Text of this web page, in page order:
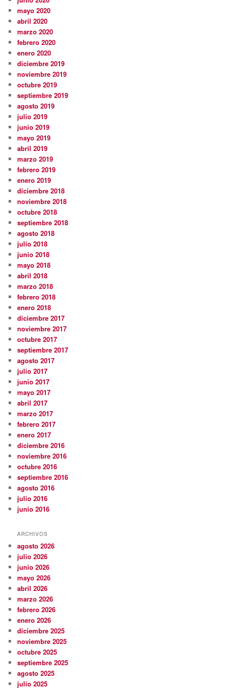
mayo 2020
abril 2020
marzo 2020
febrero 2020
enero 2020
diciembre 2019
noviembre 2019
octubre 2019
septiembre 2019
agosto 2019
julio 2019
junio 2019
mayo 2019
abril 2019
marzo 2019
febrero 2019
enero 2019
diciembre 2018
noviembre 2018
octubre 2018
septiembre 2018
agosto 2018
julio 2018
junio 2018
mayo 2018
abril 2018
marzo 2018
febrero 2018
enero 2018
diciembre 2017
noviembre 2017
octubre 2017
septiembre 2017
agosto 2017
julio 2017
junio 2017
mayo 2017
abril 2017
marzo 2017
febrero 2017
enero 2017
diciembre 2016
noviembre 2016
octubre 2016
septiembre 2016
agosto 2016
julio 2016
junio 2016
ARCHIVOS
agosto 2026
julio 2026
junio 2026
mayo 2026
abril 2026
marzo 2026
febrero 2026
enero 2026
diciembre 2025
noviembre 2025
octubre 2025
septiembre 2025
agosto 2025
julio 2025